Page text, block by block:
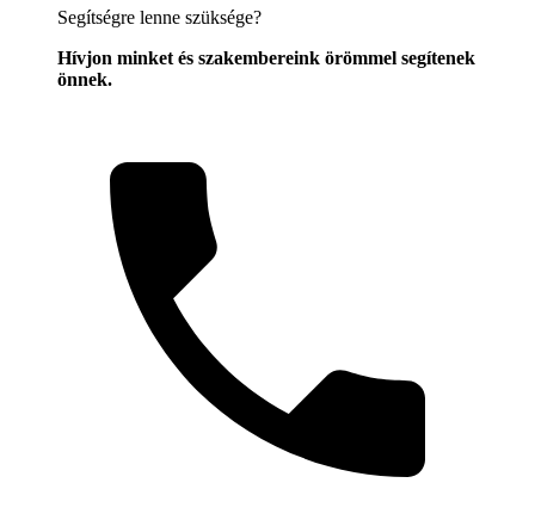
Segítségre lenne szüksége?
Hívjon minket és szakembereink örömmel segítenek
önnek.